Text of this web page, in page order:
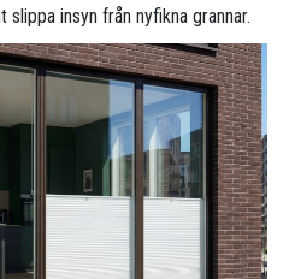
insyn från nyfikna grannar.